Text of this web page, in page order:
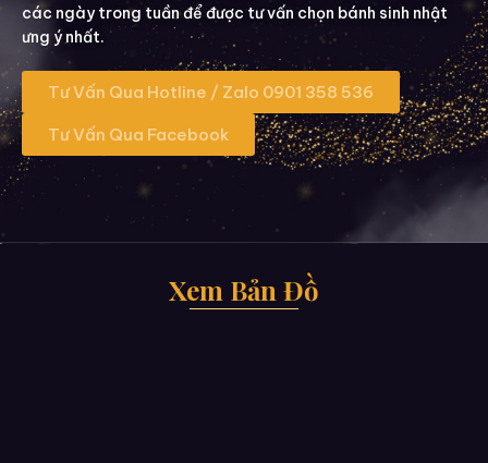
các ngày trong tuần để được tư vấn chọn bánh sinh nhật
ưng ý nhất.
Tư Vấn Qua Hotline / Zalo 0901 358 536
Tư Vấn Qua Facebook
Xem Bản Đồ